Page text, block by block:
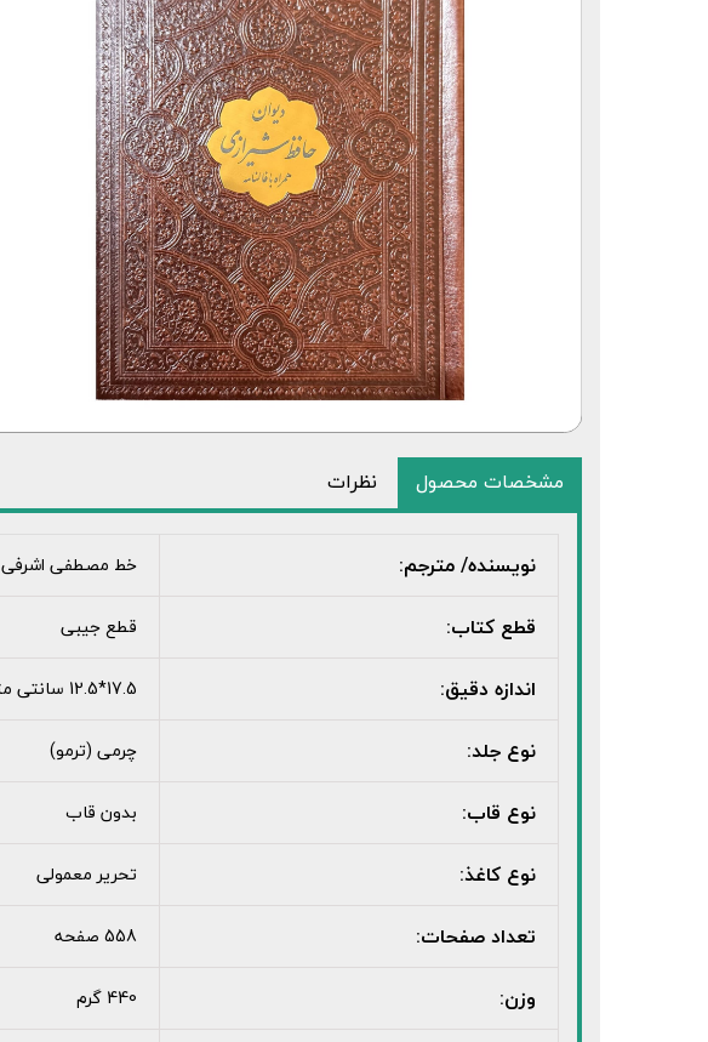
مشخصات محصول نظرات
نویسنده/ مترجم: خط مصطفی اشرفی
قطع کتاب: قطع جیبی
اندازه دقیق: 17.5*12.5 سانتی متر
نوع جلد: چرمی (ترمو)
نوع قاب: بدون قاب
نوع کاغذ: تحریر معمولی
تعداد صفحات: 558 صفحه
وزن: 440 گرم